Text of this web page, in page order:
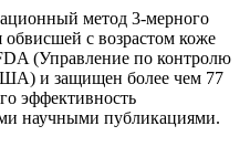
метод 3-мерного
с возрастом коже
(Управление по контролю
и защищен более чем 77
эффективность
научными публикациями.